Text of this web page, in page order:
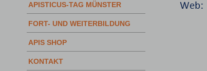
APISTICUS-TAG MÜNSTER
FORT- UND WEITERBILDUNG
APIS SHOP
KONTAKT